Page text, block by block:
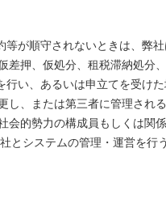
が順守されないときは、
押、仮処分、租税滞納処
い、あるいは申立てを受
、または第三者に管理さ
的勢力の構成員もしくは
システムの管理・運営を行